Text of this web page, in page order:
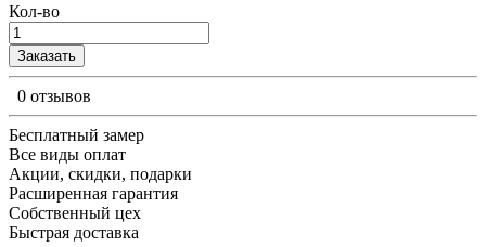
Кол-во
Заказать
0 отзывов
Бесплатный замер
Все виды оплат
Акции, скидки, подарки
Расширенная гарантия
Собственный цех
Быстрая доставка